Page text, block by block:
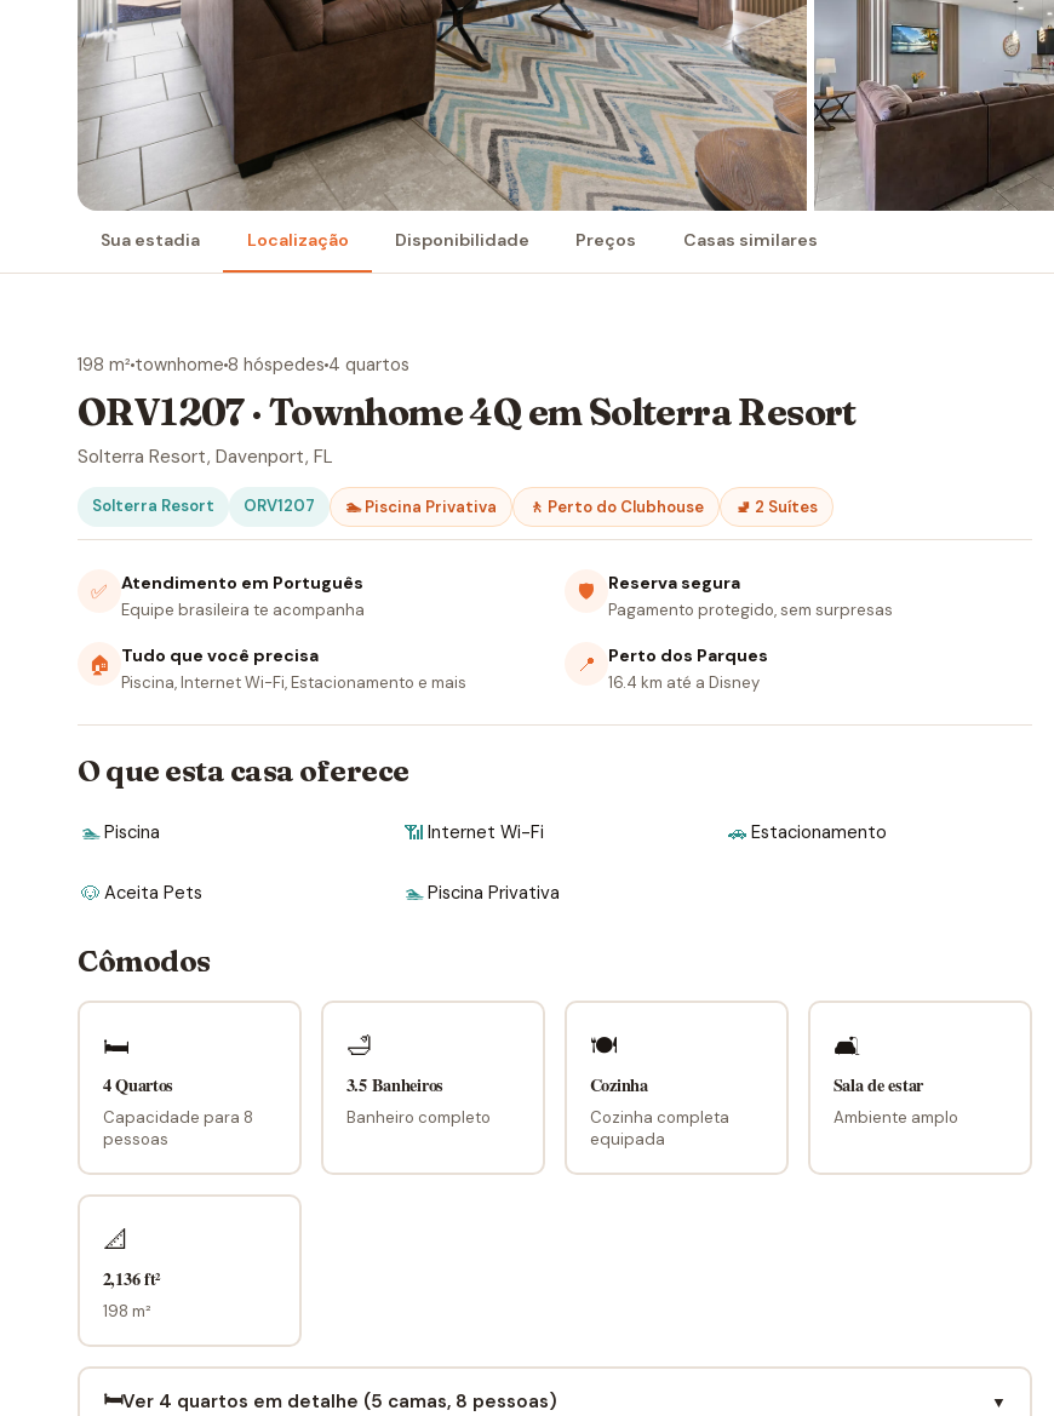
Sua estadia Localização Disponibilidade Preços Casas similares
198 m² townhome 8 hóspedes 4 quartos
ORV1207 · Townhome 4Q em Solterra Resort
Solterra Resort, Davenport, FL
Solterra Resort ORV1207 🏊 Piscina Privativa 🚶 Perto do Clubhouse 🚽 2 Suítes
✅ Atendimento em Português
Equipe brasileira te acompanha
🛡 Reserva segura
Pagamento protegido, sem surpresas
🏠 Tudo que você precisa
Piscina, Internet Wi-Fi, Estacionamento e mais
📍 Perto dos Parques
16.4 km até a Disney
O que esta casa oferece
🏊Piscina 📶 Internet Wi-Fi 🚗 Estacionamento
🐶 Aceita Pets 🏊Piscina Privativa
Cômodos
🛏
4 Quartos
Capacidade para 8
pessoas
🛁
3.5 Banheiros
Banheiro completo
🍽
Cozinha
Cozinha completa
equipada
🛋
Sala de estar
Ambiente amplo
📐
2,136 ft²
198 m²
🛏️Ver 4 quartos em detalhe (5 camas, 8 pessoas) ▼